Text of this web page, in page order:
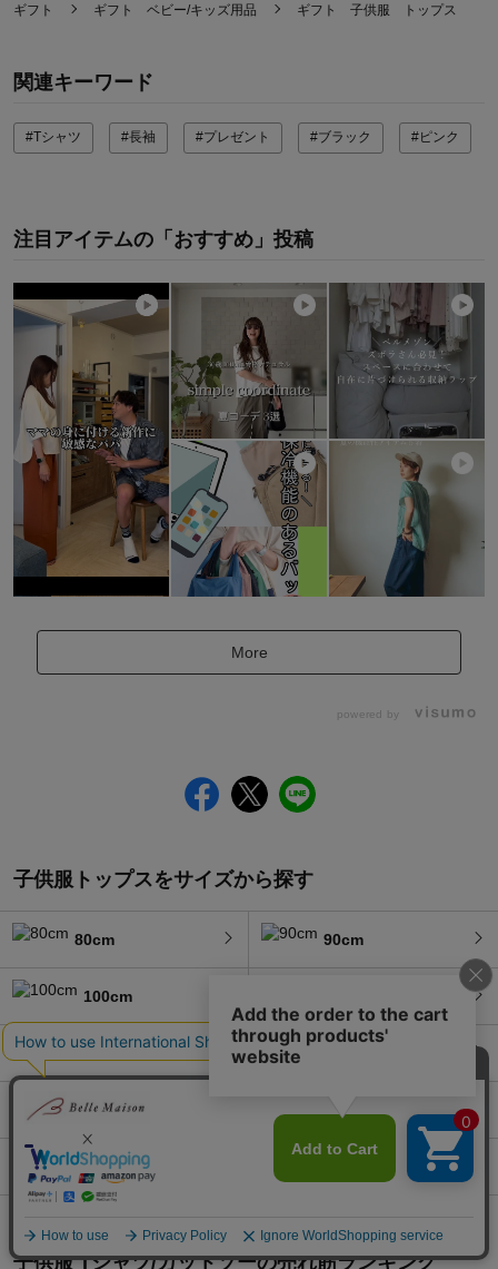
ギフト ギフト ベビー/キッズ用品 ギフト 子供服 トップス
関連キーワード
#Tシャツ #長袖 #プレゼント #ブラック #ピンク
注目アイテムの「おすすめ」投稿
More
powered by
子供服トップスをサイズから探す
80cm 90cm
100cm
120cm
140cm
160cm～
子供服 Tシャツ/カットソーの売れ筋ランキング